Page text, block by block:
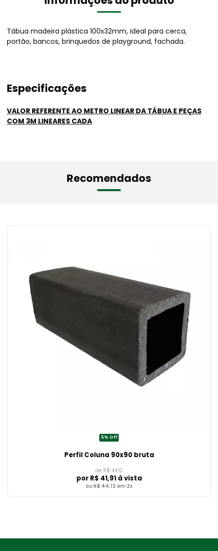
Tábua madeira plástica 100x32mm, ideal para cerca,
portão, bancos, brinquedos de playground, fachada.
Especificações
VALOR REFERENTE AO METRO LINEAR DA TÁBUA E PEÇAS
COM 3M LINEARES CADA
Recomendados
5% Off
Perfil Coluna 90x90 bruta
de R$ 44,12
por R$ 41,91à vista
ou R$ 44,12 em 2x